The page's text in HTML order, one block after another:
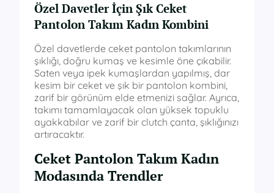
Özel Davetler İçin Şık Ceket
Pantolon Takım Kadın Kombini
Özel davetlerde ceket pantolon takımlarının
şıklığı, doğru kumaş ve kesimle öne çıkabilir.
Saten veya ipek kumaşlardan yapılmış, dar
kesim bir ceket ve şık bir pantolon kombini,
zarif bir görünüm elde etmenizi sağlar. Ayrıca,
takımı tamamlayacak olan yüksek topuklu
ayakkabılar ve zarif bir clutch çanta, şıklığınızı
artıracaktır.
Ceket Pantolon Takım Kadın
Modasında Trendler